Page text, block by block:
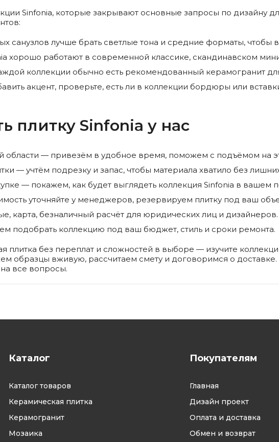
Sinfonia, которые закрывают основные запросы по дизайну
санузлов лучше брать светлые тона и средние форматы, чтобы
хорошо работают в современной классике, скандинавском
коллекции обычно есть рекомендованный керамогранит
акцент, проверьте, есть ли в коллекции бордюры или
плитку Sinfonia у нас
области — привезём в удобное время, поможем с подъёмом на
— учтём подрезку и запас, чтобы материала хватило без
— покажем, как будет выглядеть коллекция Sinfonia в вашем
уточняйте у менеджеров, резервируем плитку под ваш
карта, безналичный расчёт для юридических лиц и дизайнеров.
подобрать коллекцию под ваш бюджет, стиль и сроки ремонта.
без переплат и сложностей в выборе — изучите
образцы вживую, рассчитаем смету и договоримся о
все вопросы.
Каталог
Каталог товаров
Керамическая плитка
Керамогранит
Мозаика
Покупателям
Главная
Дизайн проект
Оплата и доставка
Обмен и возврат